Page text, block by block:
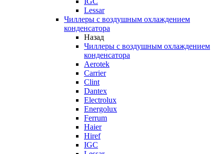
Lessar
Чиллеры с воздушным охлаждением
конденсатора
Назад
Чиллеры с воздушным охлаждением
конденсатора
Aerotek
Carrier
Clint
Dantex
Electrolux
Energolux
Ferrum
Haier
Hiref
IGC